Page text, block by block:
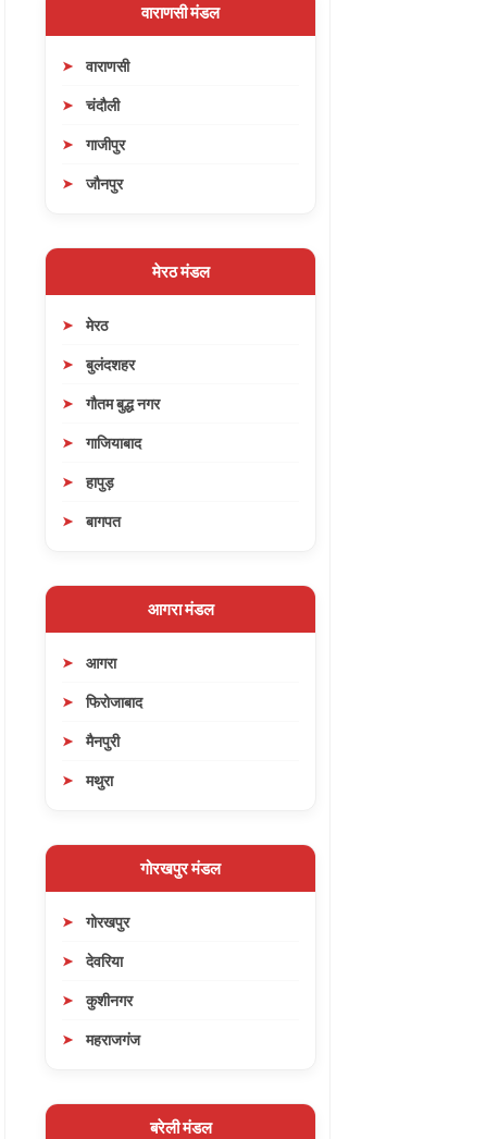
वाराणसी मंडल
वाराणसी
चंदौली
गाजीपुर
जौनपुर
मेरठ मंडल
मेरठ
बुलंदशहर
गौतम बुद्ध नगर
गाजियाबाद
हापुड़
बागपत
आगरा मंडल
आगरा
फिरोजाबाद
मैनपुरी
मथुरा
गोरखपुर मंडल
गोरखपुर
देवरिया
कुशीनगर
महराजगंज
बरेली मंडल